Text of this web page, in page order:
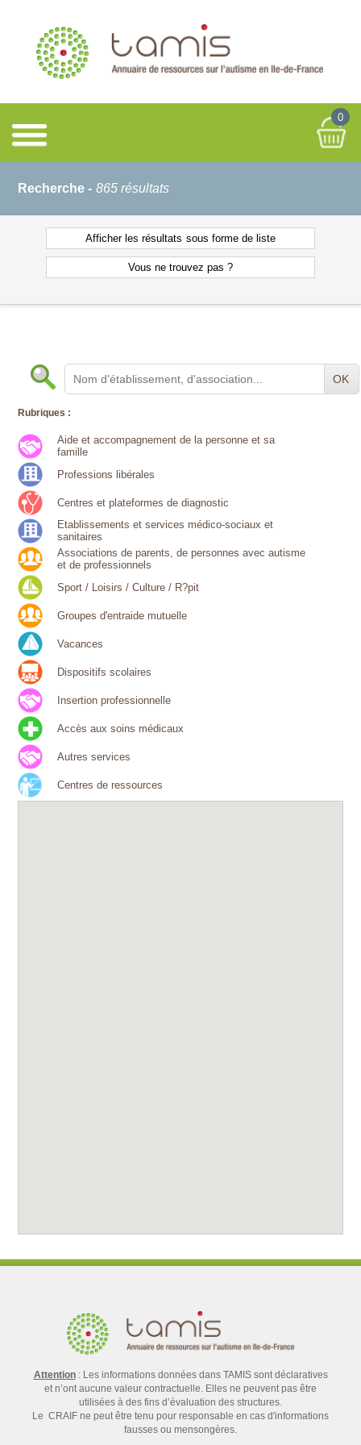
0
Recherche - 865 résultats
Afficher les résultats sous forme de liste
Vous ne trouvez pas ?
OK
Rubriques :
Aide et accompagnement de la personne et sa
famille
Professions libérales
Centres et plateformes de diagnostic
Etablissements et services médico-sociaux et
sanitaires
Associations de parents, de personnes avec autisme
et de professionnels
Sport / Loisirs / Culture / R?pit
Groupes d'entraide mutuelle
Vacances
Dispositifs scolaires
Insertion professionnelle
Accès aux soins médicaux
Autres services
Centres de ressources
Attention: Les informations données dans TAMIS sont déclaratives
et n’ont aucune valeur contractuelle. Elles ne peuvent pas être
utilisées à des fins d’évaluation des structures.
Le CRAIF ne peut être tenu pour responsable en cas d'informations
fausses ou mensongères.